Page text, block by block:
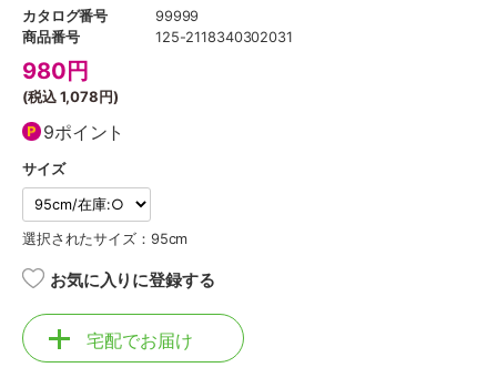
カタログ番号
99999
商品番号
125-2118340302031
980 円
(税込1,078円)
9ポイント
サイズ
選択されたサイズ：95cm
お気に入りに登録する
宅配でお届け